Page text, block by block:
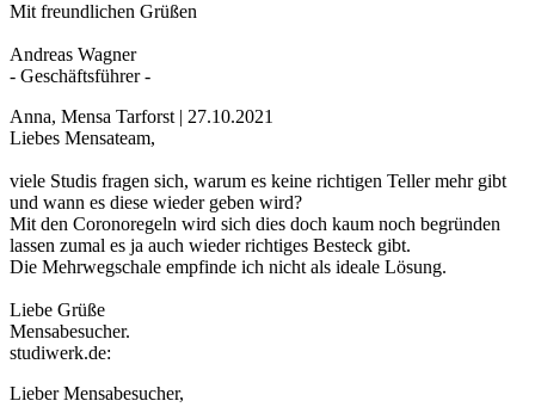
Mit freundlichen Grüßen
Andreas Wagner
- Geschäftsführer -
Anna, Mensa Tarforst | 27.10.2021
Liebes Mensateam,
viele Studis fragen sich, warum es keine richtigen Teller mehr gibt
und wann es diese wieder geben wird?
Mit den Coronoregeln wird sich dies doch kaum noch begründen
lassen zumal es ja auch wieder richtiges Besteck gibt.
Die Mehrwegschale empfinde ich nicht als ideale Lösung.
Liebe Grüße
Mensabesucher.
studiwerk.de:
Lieber Mensabesucher,